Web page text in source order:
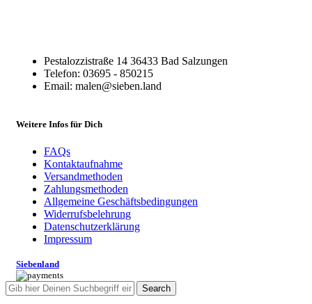
Pestalozzistraße 14 36433 Bad Salzungen
Telefon: 03695 - 850215
Email: malen@sieben.land
Weitere Infos für Dich
FAQs
Kontaktaufnahme
Versandmethoden
Zahlungsmethoden
Allgemeine Geschäftsbedingungen
Widerrufsbelehrung
Datenschutzerklärung
Impressum
Siebenland
Search